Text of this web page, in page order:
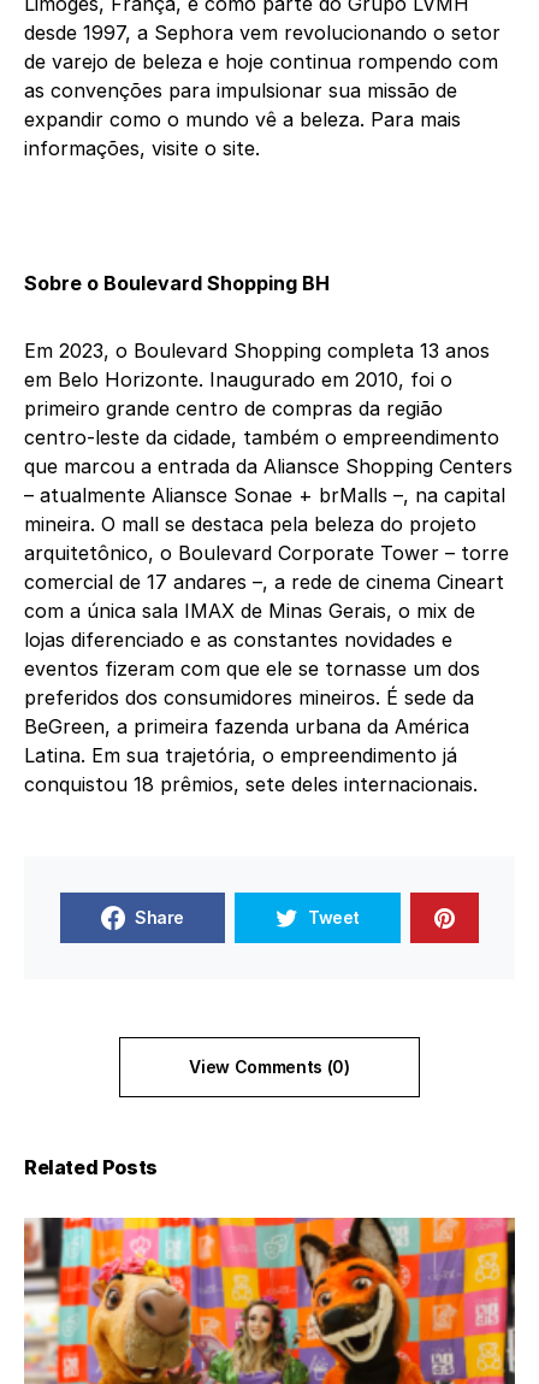
desde 1997, a Sephora vem revolucionando o setor
de varejo de beleza e hoje continua rompendo com
as convenções para impulsionar sua missão de
expandir como o mundo vê a beleza. Para mais
informações, visite o site.
Sobre o Boulevard Shopping BH
Em 2023, o Boulevard Shopping completa 13 anos
em Belo Horizonte. Inaugurado em 2010, foi o
primeiro grande centro de compras da região
centro-leste da cidade, também o empreendimento
que marcou a entrada da Aliansce Shopping Centers
– atualmente Aliansce Sonae + brMalls –, na capital
mineira. O mall se destaca pela beleza do projeto
arquitetônico, o Boulevard Corporate Tower – torre
comercial de 17 andares –, a rede de cinema Cineart
com a única sala IMAX de Minas Gerais, o mix de
lojas diferenciado e as constantes novidades e
eventos fizeram com que ele se tornasse um dos
preferidos dos consumidores mineiros. É sede da
BeGreen, a primeira fazenda urbana da América
Latina. Em sua trajetória, o empreendimento já
conquistou 18 prêmios, sete deles internacionais.
Share Tweet
View Comments (0)
Related Posts